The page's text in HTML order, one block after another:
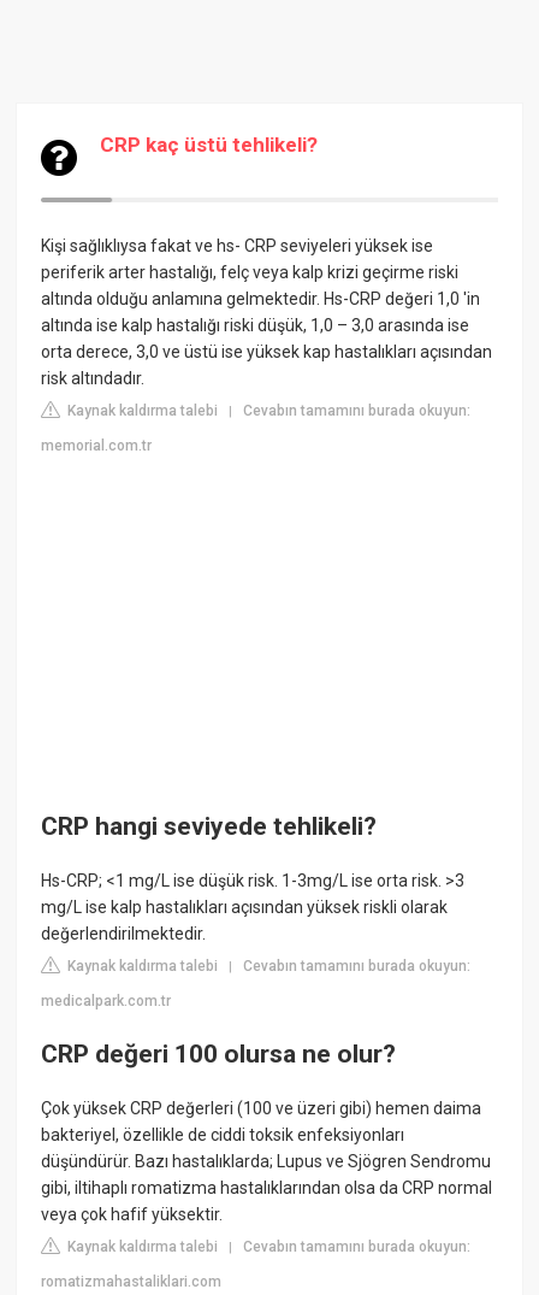
CRP kaç üstü tehlikeli?
Kişi sağlıklıysa fakat ve hs- CRP seviyeleri yüksek ise
periferik arter hastalığı, felç veya kalp krizi geçirme riski
altında olduğu anlamına gelmektedir. Hs-CRP değeri 1,0 'in
altında ise kalp hastalığı riski düşük, 1,0 – 3,0 arasında ise
orta derece, 3,0 ve üstü ise yüksek kap hastalıkları açısından
risk altındadır.
Kaynak kaldırma talebi |Cevabın tamamını burada okuyun:
memorial.com.tr
CRP hangi seviyede tehlikeli?
Hs-CRP; <1 mg/L ise düşük risk. 1-3mg/L ise orta risk. >3
mg/L ise kalp hastalıkları açısından yüksek riskli olarak
değerlendirilmektedir.
Kaynak kaldırma talebi |Cevabın tamamını burada okuyun:
medicalpark.com.tr
CRP değeri 100 olursa ne olur?
Çok yüksek CRP değerleri (100 ve üzeri gibi) hemen daima
bakteriyel, özellikle de ciddi toksik enfeksiyonları
düşündürür. Bazı hastalıklarda; Lupus ve Sjögren Sendromu
gibi, iltihaplı romatizma hastalıklarından olsa da CRP normal
veya çok hafif yüksektir.
Kaynak kaldırma talebi |Cevabın tamamını burada okuyun:
romatizmahastaliklari.com